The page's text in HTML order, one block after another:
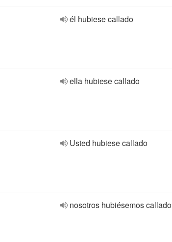
él hubiese callado
ella hubiese callado
Usted hubiese callado
nosotros hubiésemos callado